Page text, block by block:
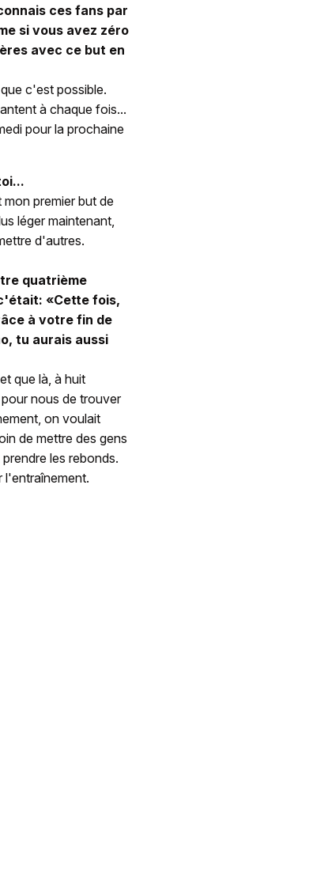
ces fans par
si vous avez zéro
avec ce but en
c'est possible.
à chaque fois...
pour la prochaine
premier but de
léger maintenant,
d'autres.
quatrième
«Cette fois,
à votre fin de
tu aurais aussi
que là, à huit
nous de trouver
on voulait
de mettre des gens
les rebonds.
l'entraînement.